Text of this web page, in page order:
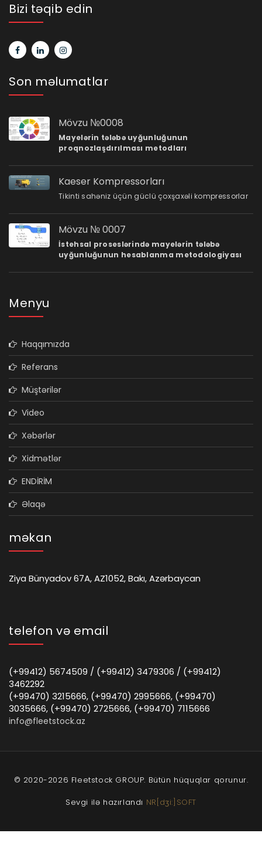
Bizi təqib edin
Son məlumatlar
Mövzu №0008
Mayelərin tələbə uyğunluğunun
proqnozlaşdırılması metodları
Kaeser Kompressorları
Tikinti sahəniz üçün güclü çoxşaxəli kompressorlar
Mövzu № 0007
İstehsal proseslərində mayelərin tələbə
uyğunluğunun hesablanma metodologiyası
Menyu
Haqqımızda
Referans
Müştərilər
Video
Xəbərlər
Xidmətlər
ENDİRİM
Əlaqə
məkan
Ziya Bünyadov 67A, AZ1052, Bakı, Azərbaycan
telefon və email
(+99412) 5674509 / (+99412) 3479306 / (+99412)
3462292
(+99470) 3215666, (+99470) 2995666, (+99470)
3035666, (+99470) 2725666, (+99470) 7115666
info@fleetstock.az
© 2020-2026 Fleetstock GROUP. Bütün hüquqlar qorunur.
Sevgi ilə hazırlandı NR[dʒi:]SOFT